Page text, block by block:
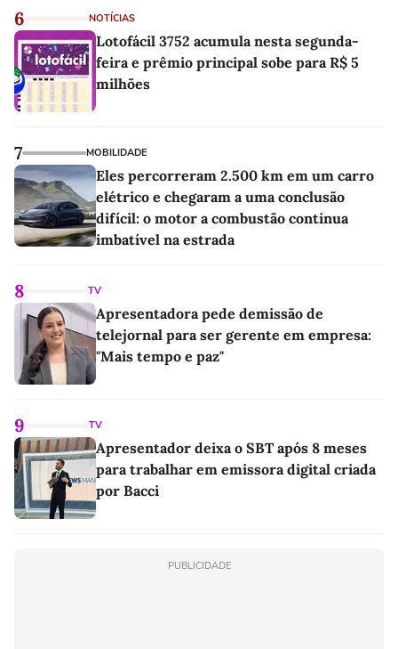
6 NOTÍCIAS
Lotofácil 3752 acumula nesta segunda-
feira e prêmio principal sobe para R$ 5
milhões
7 MOBILIDADE
Eles percorreram 2.500 km em um carro
elétrico e chegaram a uma conclusão
difícil: o motor a combustão continua
imbatível na estrada
8 TV
Apresentadora pede demissão de
telejornal para ser gerente em empresa:
"Mais tempo e paz"
9 TV
Apresentador deixa o SBT após 8 meses
para trabalhar em emissora digital criada
por Bacci
PUBLICIDADE